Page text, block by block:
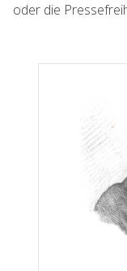
oder die